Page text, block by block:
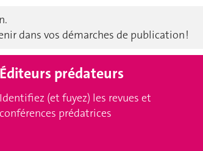
dans vos démarches de publication !
Éditeurs prédateurs
Identifiez (et fuyez) les revues et
conférences prédatrices